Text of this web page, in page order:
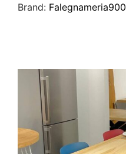
originaleattuale
Brand: Falegnameria900